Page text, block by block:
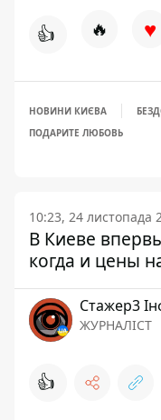
👍 🔥 ♥
НОВИНИ КИЄВА
ПОДАРИТЕ ЛЮБОВЬ
10:23, 24 листопада
В Киеве
когда и цены
Стажер3
ЖУРНАЛІСТ
👍